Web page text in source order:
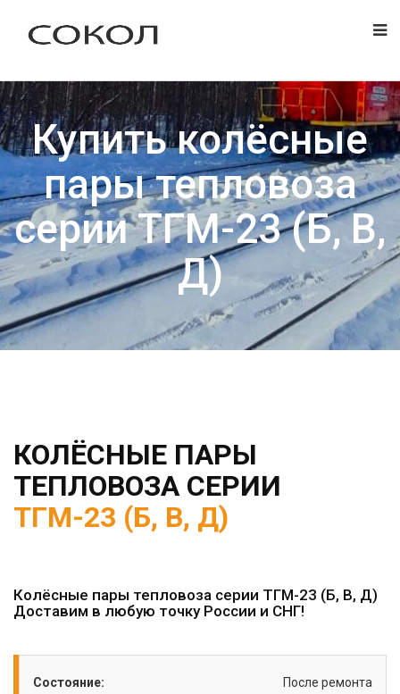
Купить колёсные
пары тепловоза
серии ТГМ-23 (Б, В,
Д)
КОЛЁСНЫЕ ПАРЫ
ТЕПЛОВОЗА СЕРИИ
ТГМ-23 (Б, В, Д)
Колёсные пары тепловоза серии ТГМ-23 (Б, В, Д)
Доставим в любую точку России и СНГ!
Состояние: После ремонта